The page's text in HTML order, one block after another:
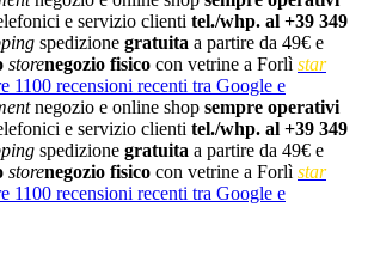
e servizio clienti tel./whp. al +39 349
spedizione gratuita a partire da 49€ e
storenegozio fisico con vetrine a Forlì star
1100 recensioni recenti tra Google e
negozio e online shop sempre operativi
e servizio clienti tel./whp. al +39 349
spedizione gratuita a partire da 49€ e
storenegozio fisico con vetrine a Forlì star
1100 recensioni recenti tra Google e